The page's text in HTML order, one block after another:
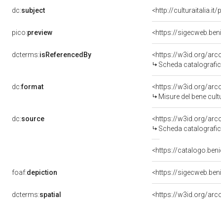
dc:subject <http://culturaitalia.it/
pico:preview <https://
dcterms:isReferencedBy
<https://w3id.org/
Scheda
dc:format
<https://w3id.org/
Misure del bene
dc:source
<https://w3id.org/
Scheda
<https://
foaf:depiction <https://
dcterms:spatial
<https://w3id.org/